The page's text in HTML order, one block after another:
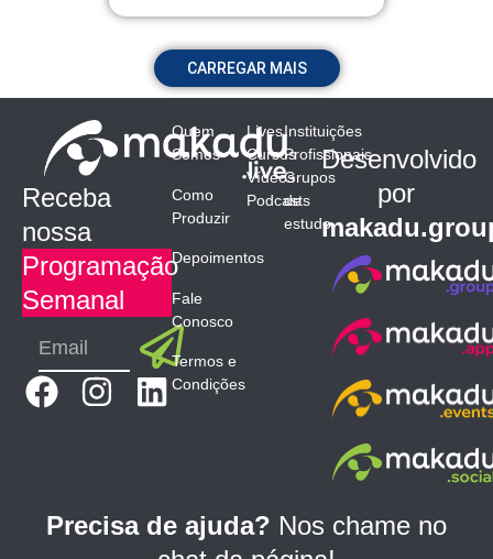
CARREGAR MAIS
Receba
nossa
Programação
Semanal
Email Submit
F
b
I
a
L
e
Quem
Somos
Como
Produzir
Depoimentos
Fale
Conosco
Termos e
Condições
Lives
Cursos
Vídeos
Podcasts
Instituições
Profissionais
Grupos
de
estudo
Desenvolvido
por
Precisa de ajuda? Nos chame no